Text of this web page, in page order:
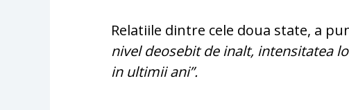
Relatiile dintre cele doua state, a
nivel deosebit de inalt, intensitatea
in ultimii ani”.